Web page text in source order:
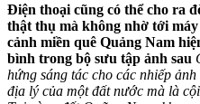
Điện thoại cũng có thể cho ra
thật thụ mà không nhờ tới
cảnh miền quê Quảng Nam
bình trong bộ sưu tập ảnh sau
hứng sáng tác cho các nhiếp
địa lý của một đất nước mà là